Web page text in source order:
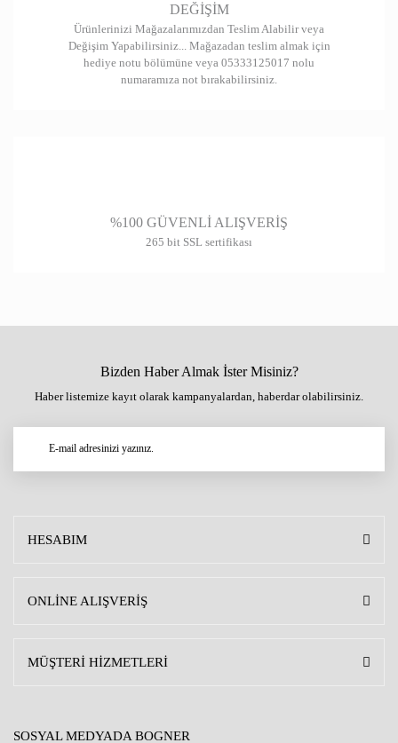
DEĞİŞİM
Ürünlerinizi Mağazalarımızdan Teslim Alabilir veya
Değişim Yapabilirsiniz... Mağazadan teslim almak için
hediye notu bölümüne veya 05333125017 nolu
numaramıza not bırakabilirsiniz.
%100 GÜVENLİ ALIŞVERİŞ
265 bit SSL sertifikası
Bizden Haber Almak İster Misiniz?
Haber listemize kayıt olarak kampanyalardan, haberdar olabilirsiniz.
HESABIM
ONLİNE ALIŞVERİŞ
MÜŞTERİ HİZMETLERİ
SOSYAL MEDYADA BOGNER